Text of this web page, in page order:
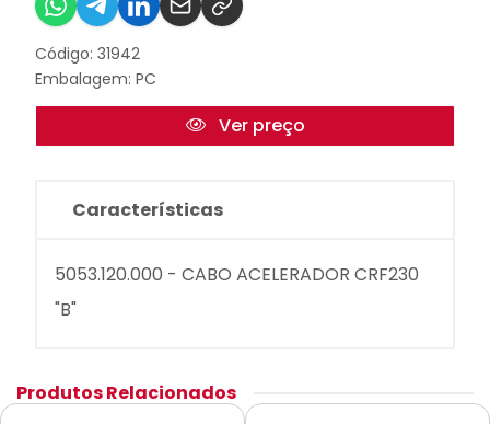
Código: 31942
Embalagem: PC
Ver preço
Características
5053.120.000 - CABO ACELERADOR CRF230
"B"
Produtos Relacionados